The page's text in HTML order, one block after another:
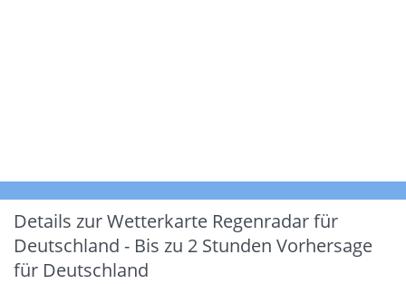
Details zur Wetterkarte Regenradar für
Deutschland - Bis zu 2 Stunden Vorhersage
für Deutschland